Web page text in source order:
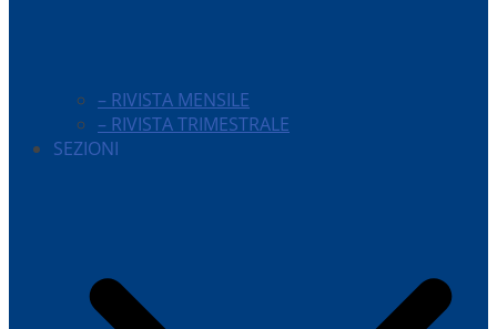
– RIVISTA MENSILE
– RIVISTA TRIMESTRALE
SEZIONI